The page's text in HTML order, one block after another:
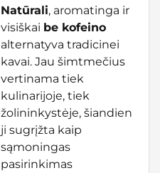
Natūrali, aromatinga ir
visiškai be kofeino
alternatyva tradicinei
kavai. Jau šimtmečius
vertinama tiek
kulinarijoje, tiek
žolininkystėje, šiandien
ji sugrįžta kaip
sąmoningas
pasirinkimas